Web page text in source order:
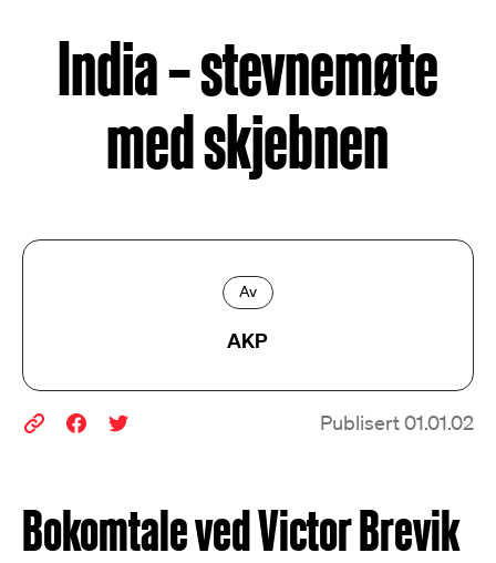
India – stevnemøte
med skjebnen
Av
AKP
Publisert 01.01.02
Bokomtale ved Victor Brevik